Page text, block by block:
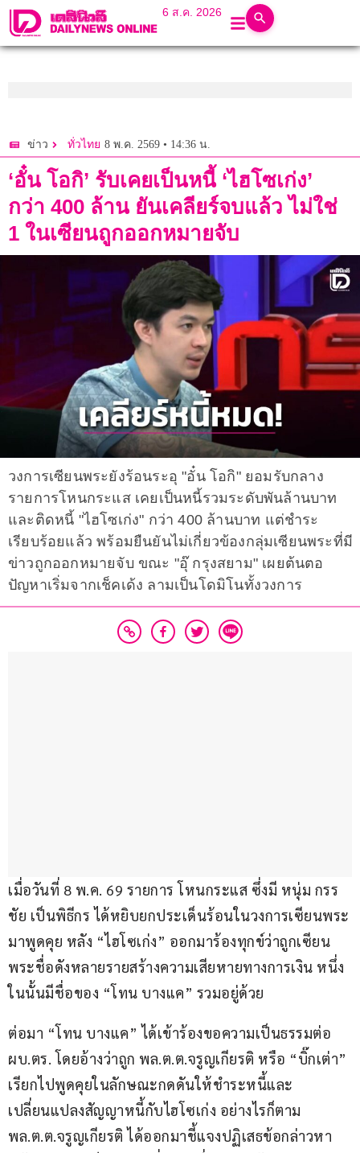
6 ส.ค. 2026
ข่าว ทั่วไทย 8 พ.ค. 2569 • 14:36 น.
‘อั๋น โอกิ’ รับเคยเป็นหนี้ ‘ไฮโซเก่ง’
กว่า 400 ล้าน ยันเคลียร์จบแล้ว ไม่ใช่
1 ในเซียนถูกออกหมายจับ
วงการเซียนพระยังร้อนระอุ "อั๋น โอกิ" ยอมรับกลาง
รายการโหนกระแส เคยเป็นหนี้รวมระดับพันล้านบาท
และติดหนี้ "ไฮโซเก่ง" กว่า 400 ล้านบาท แต่ชำระ
เรียบร้อยแล้ว พร้อมยืนยันไม่เกี่ยวข้องกลุ่มเซียนพระที่มี
ข่าวถูกออกหมายจับ ขณะ "อุ๊ กรุงสยาม" เผยต้นตอ
ปัญหาเริ่มจากเช็คเด้ง ลามเป็นโดมิโนทั้งวงการ
เมื่อวันที่ 8 พ.ค. 69 รายการ โหนกระแส ซึ่งมี หนุ่ม กรร
ชัย เป็นพิธีกร ได้หยิบยกประเด็นร้อนในวงการเซียนพระ
มาพูดคุย หลัง “ไฮโซเก่ง” ออกมาร้องทุกข์ว่าถูกเซียน
พระชื่อดังหลายรายสร้างความเสียหายทางการเงิน หนึ่ง
ในนั้นมีชื่อของ “โทน บางแค” รวมอยู่ด้วย
ต่อมา “โทน บางแค” ได้เข้าร้องขอความเป็นธรรมต่อ
ผบ.ตร. โดยอ้างว่าถูก พล.ต.ต.จรูญเกียรติ หรือ “บิ๊กเต่า”
เรียกไปพูดคุยในลักษณะกดดันให้ชำระหนี้และ
เปลี่ยนแปลงสัญญาหนี้กับไฮโซเก่ง อย่างไรก็ตาม
พล.ต.ต.จรูญเกียรติ ได้ออกมาชี้แจงปฏิเสธข้อกล่าวหา